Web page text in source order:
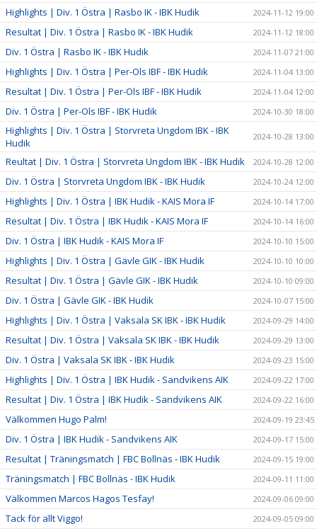
Highlights | Div. 1 Östra | Rasbo IK - IBK Hudik 2024-11-12 19:00
Resultat | Div. 1 Östra | Rasbo IK - IBK Hudik 2024-11-12 18:00
Div. 1 Östra | Rasbo IK - IBK Hudik 2024-11-07 21:00
Highlights | Div. 1 Östra | Per-Ols IBF - IBK Hudik 2024-11-04 13:00
Resultat | Div. 1 Östra | Per-Ols IBF - IBK Hudik 2024-11-04 12:00
Div. 1 Östra | Per-Ols IBF - IBK Hudik 2024-10-30 18:00
Highlights | Div. 1 Östra | Storvreta Ungdom IBK - IBK
Hudik
2024-10-28 13:00
Reultat | Div. 1 Östra | Storvreta Ungdom IBK - IBK Hudik 2024-10-28 12:00
Div. 1 Östra | Storvreta Ungdom IBK - IBK Hudik 2024-10-24 12:00
Highlights | Div. 1 Östra | IBK Hudik - KAIS Mora IF 2024-10-14 17:00
Resultat | Div. 1 Östra | IBK Hudik - KAIS Mora IF 2024-10-14 16:00
Div. 1 Östra | IBK Hudik - KAIS Mora IF 2024-10-10 15:00
Highlights | Div. 1 Östra | Gävle GIK - IBK Hudik 2024-10-10 10:00
Resultat | Div. 1 Östra | Gävle GIK - IBK Hudik 2024-10-10 09:00
Div. 1 Östra | Gävle GIK - IBK Hudik 2024-10-07 15:00
Highlights | Div. 1 Östra | Vaksala SK IBK - IBK Hudik 2024-09-29 14:00
Resultat | Div. 1 Östra | Vaksala SK IBK - IBK Hudik 2024-09-29 13:00
Div. 1 Östra | Vaksala SK IBK - IBK Hudik 2024-09-23 15:00
Highlights | Div. 1 Östra | IBK Hudik - Sandvikens AIK 2024-09-22 17:00
Resultat | Div. 1 Östra | IBK Hudik - Sandvikens AIK 2024-09-22 16:00
Välkommen Hugo Palm! 2024-09-19 23:45
Div. 1 Östra | IBK Hudik - Sandvikens AIK 2024-09-17 15:00
Resultat | Träningsmatch | FBC Bollnäs - IBK Hudik 2024-09-15 19:00
Träningsmatch | FBC Bollnäs - IBK Hudik 2024-09-11 11:00
Välkommen Marcos Hagos Tesfay! 2024-09-06 09:00
Tack för allt Viggo! 2024-09-05 09:00